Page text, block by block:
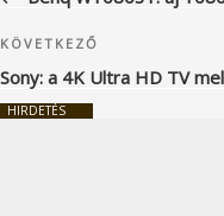
Következő
bejegyzés
KÖVETKEZŐ
Sony: a 4K Ultra HD TV
HIRDETÉS